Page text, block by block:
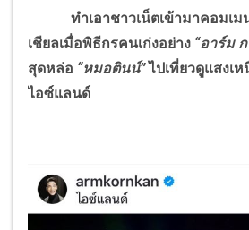
ทำเอาชาวเน็ตเข้ามาคอมเม
เชียลเมื่อพิธีกรคนเก่งอย่าง “อาร์ม
สุดหล่อ “หมอตินน์”ไปเที่ยวดูแสงเ
ไอซ์แลนด์